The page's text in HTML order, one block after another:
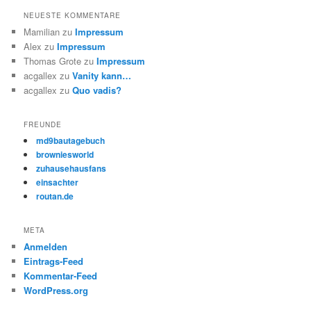
NEUESTE KOMMENTARE
Mamilian zuImpressum
Alex zuImpressum
Thomas Grote zuImpressum
acgallex zuVanity kann…
acgallex zuQuo vadis?
FREUNDE
md9bautagebuch
browniesworld
zuhausehausfans
einsachter
routan.de
META
Anmelden
Eintrags-Feed
Kommentar-Feed
WordPress.org